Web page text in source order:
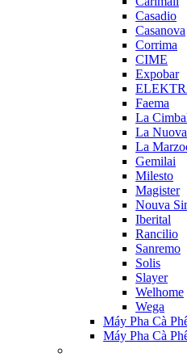
Casadio
Casanova
Corrima
CIME
Expobar
Faema
La
La
La
Gemilai
Milesto
Magister
Nouva
Iberital
Rancilio
Sanremo
Solis
Slayer
Welhome
Wega
Máy Pha Cà
Máy Pha Cà